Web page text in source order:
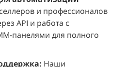
и профессионалов
API и работа с
панелями для полного
Наши